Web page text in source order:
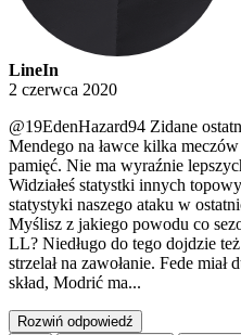
LineIn
2 czerwca 2020
@19EdenHazard94 Zidane
Mendego na ławce kilka
pamięć. Nie ma wyraźnie
Widziałeś statystki innych
statystyki naszego ataku w
Myślisz z jakiego powodu co
LL? Niedługo do tego dojdzie
strzelał na zawołanie. Fede miał
skład, Modrić ma...
Rozwiń odpowiedź